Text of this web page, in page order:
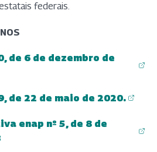
federais.
de 6 de dezembro de
de 22 de maio de 2020.
enap nº 5, de 8 de